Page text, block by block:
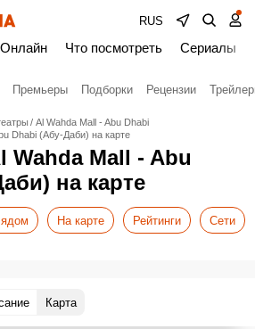
RUS
Онлайн Что посмотреть Сериалы
Премьеры Подборки Рецензии
Al Wahda Mall - Abu Dhabi
Dhabi (Абу-Даби) на карте
Wahda Mall - Abu
на карте
На карте Рейтинги Сети
Карта